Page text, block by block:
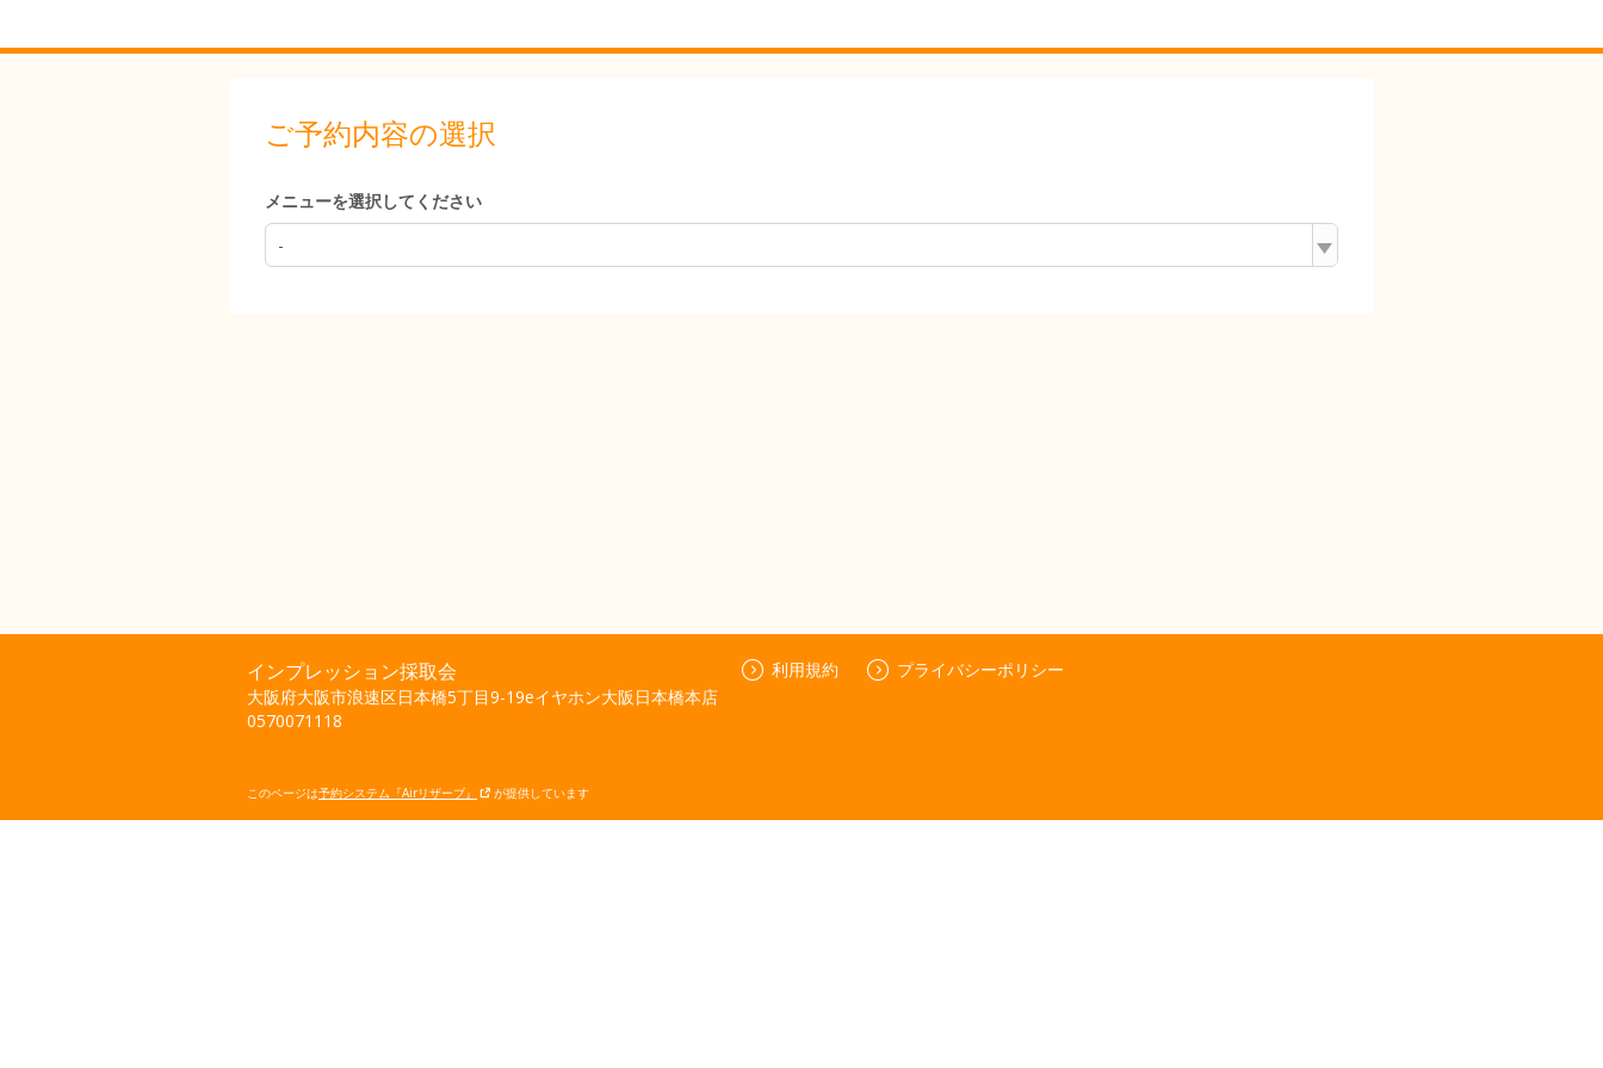
ご予約内容の選択
メニューを選択してください
-
インプレッション採取会
大阪府大阪市浪速区日本橋5丁目9-19eイヤホン大阪日本橋本店
0570071118
利用規約 プライバシーポリシー
このページは予約システム『Airリザーブ』 が提供しています